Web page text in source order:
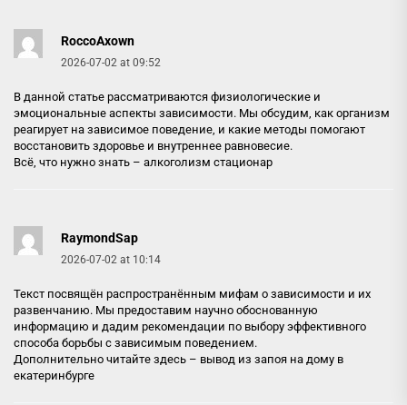
RoccoAxown
2026-07-02 at 09:52
В данной статье рассматриваются физиологические и
эмоциональные аспекты зависимости. Мы обсудим, как организм
реагирует на зависимое поведение, и какие методы помогают
восстановить здоровье и внутреннее равновесие.
Всё, что нужно знать – алкоголизм стационар
RaymondSap
2026-07-02 at 10:14
Текст посвящён распространённым мифам о зависимости и их
развенчанию. Мы предоставим научно обоснованную
информацию и дадим рекомендации по выбору эффективного
способа борьбы с зависимым поведением.
Дополнительно читайте здесь – вывод из запоя на дому в
екатеринбурге